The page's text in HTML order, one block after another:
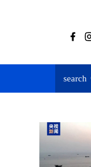
search